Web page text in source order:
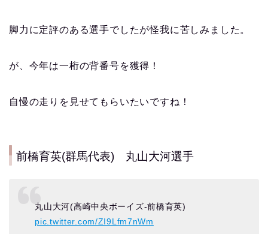
脚力に定評のある選手でしたが怪我に苦しみました。
が、今年は一桁の背番号を獲得！
自慢の走りを見せてもらいたいですね！
前橋育英(群馬代表) 丸山大河選手
丸山大河(高崎中央ボーイズ-前橋育英)
pic.twitter.com/ZI9Lfm7nWm